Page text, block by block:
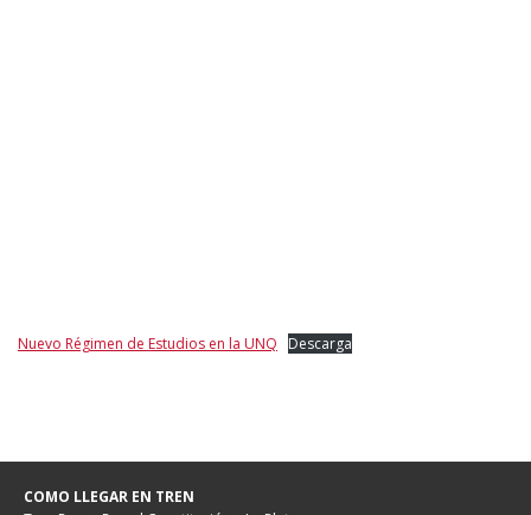
Nuevo Régimen de Estudios en la UNQ Descarga
COMO LLEGAR EN TREN